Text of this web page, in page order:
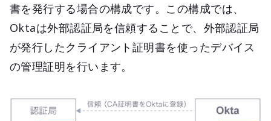
書を発行する場合の構成です。この構成では、
Oktaは外部認証局を信頼することで、外部認証局
が発行したクライアント証明書を使ったデバイス
の管理証明を行います。